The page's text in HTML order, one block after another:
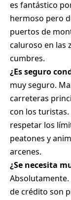
es fantástico
hermoso pero
puertos de
caluroso en las
cumbres.
¿Es seguro
muy seguro.
carreteras
con los
respetar los
peatones y
arcenes.
¿Se necesita
Absolutamente.
de crédito son